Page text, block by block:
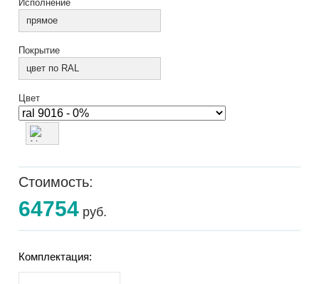
Исполнение
прямое
Покрытие
цвет по RAL
Цвет
Стоимость:
64754 руб.
Комплектация: